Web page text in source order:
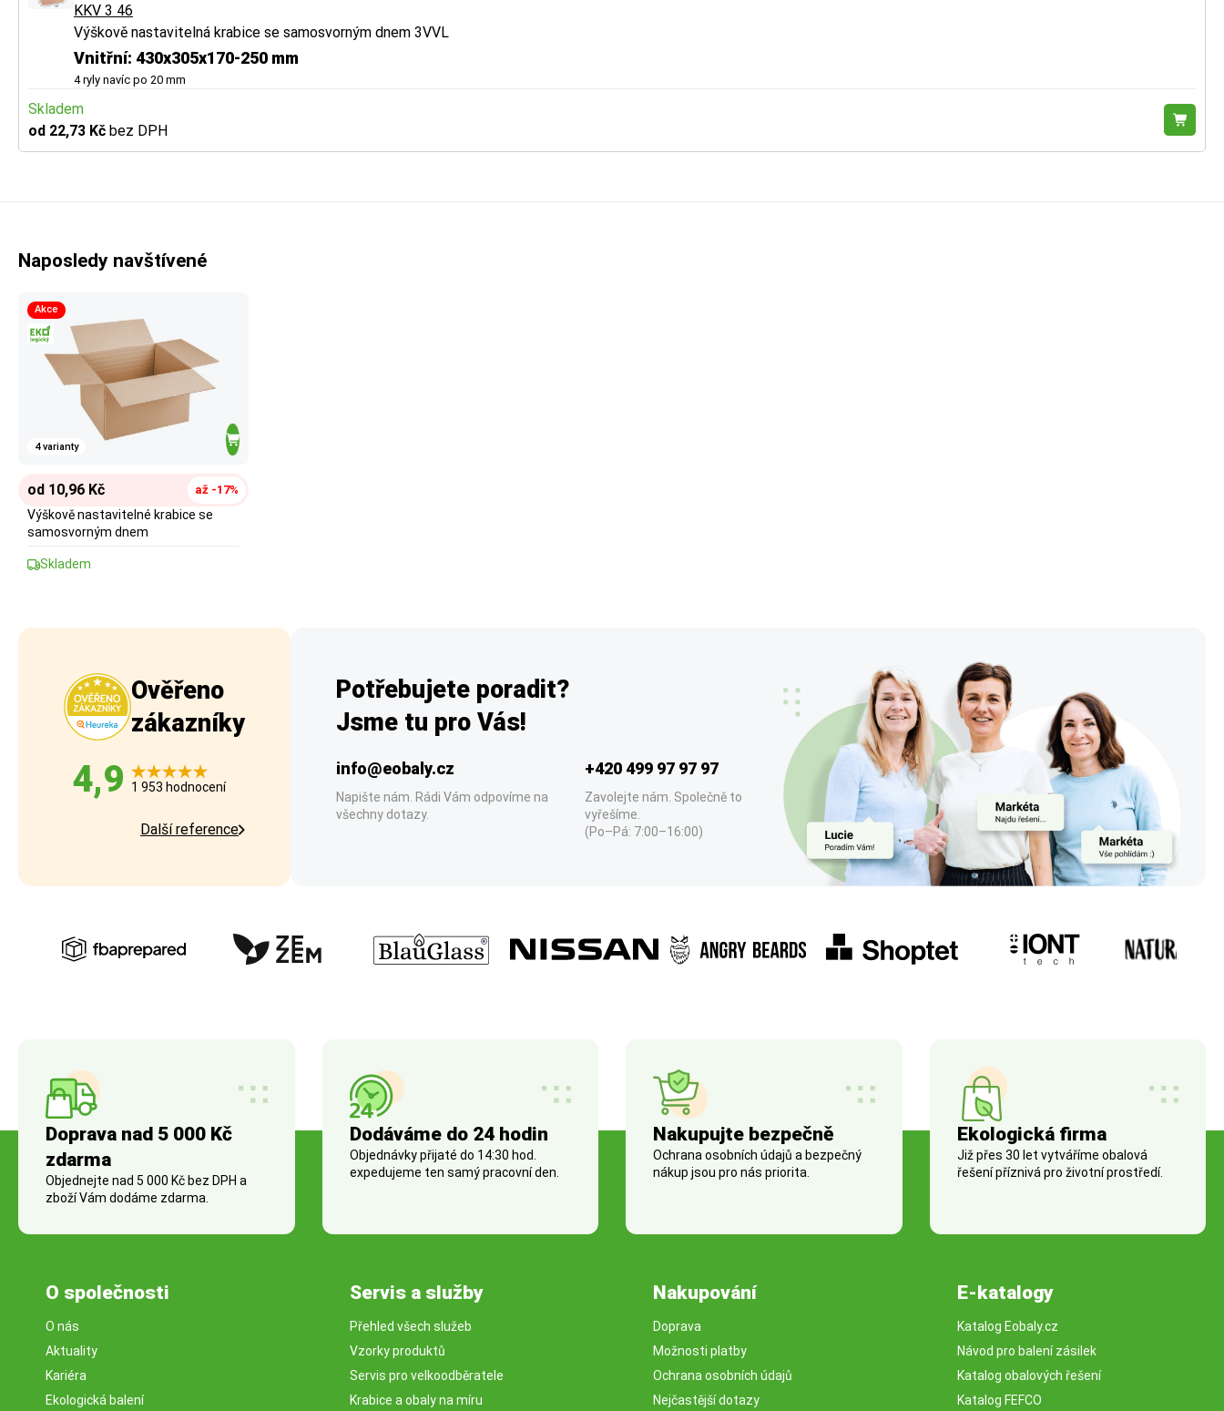
KKV 3 46
Výškově nastavitelná krabice se samosvorným dnem 3VVL
Vnitřní: 430x305x170-250 mm
4 ryly navíc po 20 mm
Skladem
od 22,73 Kč bez DPH
Naposledy navštívené
Akce
4 varianty
od 10,96 Kč až -17%
Výškově nastavitelné krabice se
samosvorným dnem
Skladem
Ověřeno
zákazníky
4,9 1 953 hodnocení
Další reference
Potřebujete poradit?
Jsme tu pro Vás!
info@eobaly.cz
Napište nám. Rádi Vám odpovíme na
všechny dotazy.
+420 499 97 97 97
Zavolejte nám. Společně to
vyřešíme.
(Po–Pá: 7:00–16:00)
Doprava nad 5 000 Kč
zdarma
Objednejte nad 5 000 Kč bez DPH a
zboží Vám dodáme zdarma.
Dodáváme do 24 hodin
Objednávky přijaté do 14:30 hod.
expedujeme ten samý pracovní den.
Nakupujte bezpečně
Ochrana osobních údajů a bezpečný
nákup jsou pro nás priorita.
Ekologická firma
Již přes 30 let vytváříme obalová
řešení příznivá pro životní prostředí.
O společnosti
O nás
Aktuality
Kariéra
Ekologická balení
Servis a služby
Přehled všech služeb
Vzorky produktů
Servis pro velkoodběratele
Krabice a obaly na míru
Nakupování
Doprava
Možnosti platby
Ochrana osobních údajů
Nejčastější dotazy
E-katalogy
Katalog Eobaly.cz
Návod pro balení zásilek
Katalog obalových řešení
Katalog FEFCO